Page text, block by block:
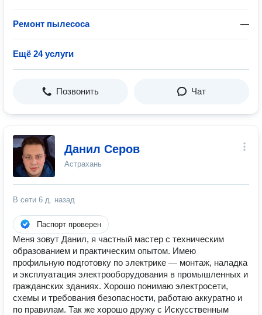
Ремонт пылесоса —
Ещё 24 услуги
Позвонить Чат
Данил Серов
Астрахань
В сети 6 д. назад
Паспорт проверен
Меня зовут Данил, я частный мастер с техническим
образованием и практическим опытом. Имею
профильную подготовку по электрике — монтаж, наладка
и эксплуатация электрооборудования в промышленных и
гражданских зданиях. Хорошо понимаю электросети,
схемы и требования безопасности, работаю аккуратно и
по правилам. Так же хорошо дружу с Искусственным